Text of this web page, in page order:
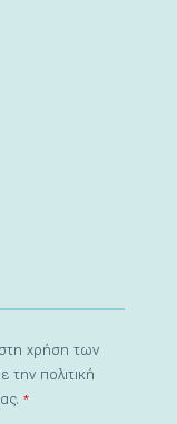
χρήση των
πολιτική
*